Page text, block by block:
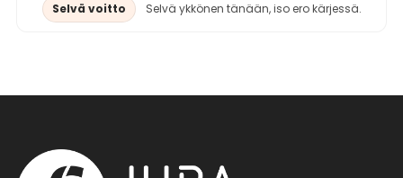
Selvä voitto Selvä ykkönen tänään, iso ero kärjessä.